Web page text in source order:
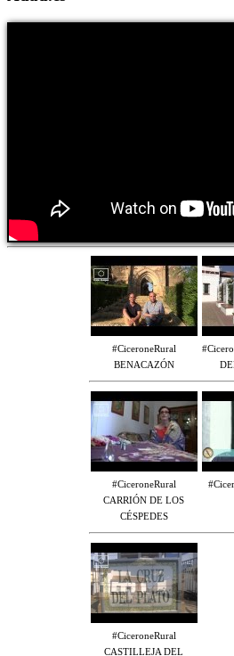
#CiceroneRural
BENACAZÓN
#CiceroneRural
CARRIÓN DE LOS
CÉSPEDES
#CiceroneRural
CASTILLEJA DEL